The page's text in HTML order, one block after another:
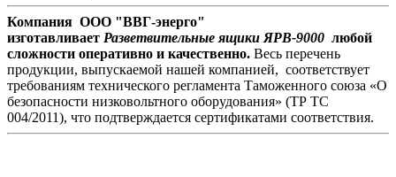
Компания ООО "ВВГ-энерго"
изготавливает Разветвительные ящики ЯРВ-9000 любой
сложности оперативно и качественно. Весь перечень
продукции, выпускаемой нашей компанией, соответствует
требованиям технического регламента Таможенного союза «О
безопасности низковольтного оборудования» (ТР ТС
004/2011), что подтверждается сертификатами соответствия.